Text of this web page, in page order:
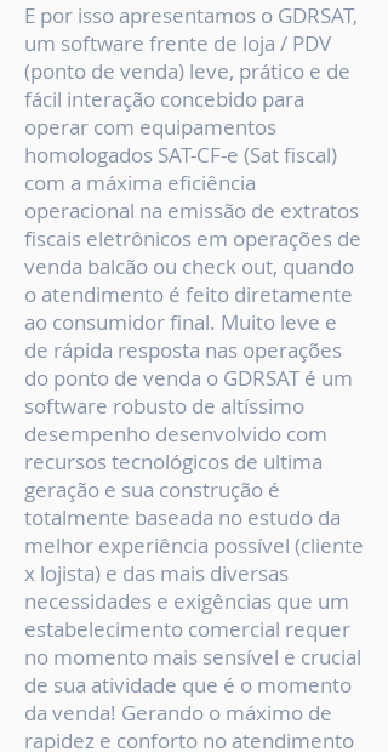
E por isso apresentamos o GDRSAT,
um software frente de loja / PDV
(ponto de venda) leve, prático e de
fácil interação concebido para
operar com equipamentos
homologados SAT-CF-e (Sat fiscal)
com a máxima eficiência
operacional na emissão de extratos
fiscais eletrônicos em operações de
venda balcão ou check out, quando
o atendimento é feito diretamente
ao consumidor final. Muito leve e
de rápida resposta nas operações
do ponto de venda o GDRSAT é um
software robusto de altíssimo
desempenho desenvolvido com
recursos tecnológicos de ultima
geração e sua construção é
totalmente baseada no estudo da
melhor experiência possível (cliente
x lojista) e das mais diversas
necessidades e exigências que um
estabelecimento comercial requer
no momento mais sensível e crucial
de sua atividade que é o momento
da venda! Gerando o máximo de
rapidez e conforto no atendimento